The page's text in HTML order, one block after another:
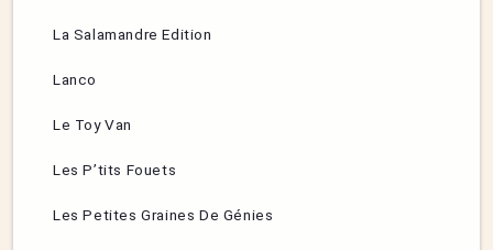
La Salamandre Edition
Lanco
Le Toy Van
Les P’tits Fouets
Les Petites Graines De Génies